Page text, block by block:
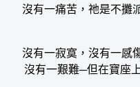
沒有一痛苦，祂是不攤
沒有一寂寞，沒有一感
沒有一艱難─但在寶座